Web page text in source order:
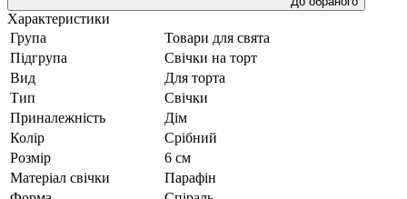
Характеристики
Група
Товари для свята
Підгрупа
Свічки на торт
Вид
Для торта
Тип
Свічки
Приналежність
Дім
Колір
Срібний
Розмір
6 см
Матеріал свічки
Парафін